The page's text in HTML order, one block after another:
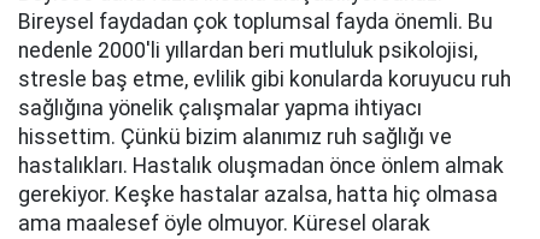
Bireysel faydadan çok toplumsal fayda önemli. Bu
nedenle 2000'li yıllardan beri mutluluk psikolojisi,
stresle baş etme, evlilik gibi konularda koruyucu ruh
sağlığına yönelik çalışmalar yapma ihtiyacı
hissettim. Çünkü bizim alanımız ruh sağlığı ve
hastalıkları. Hastalık oluşmadan önce önlem almak
gerekiyor. Keşke hastalar azalsa, hatta hiç olmasa
ama maalesef öyle olmuyor. Küresel olarak